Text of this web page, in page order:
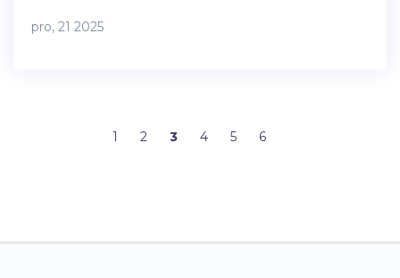
pro, 21 2025
1 2 3 4 5 6